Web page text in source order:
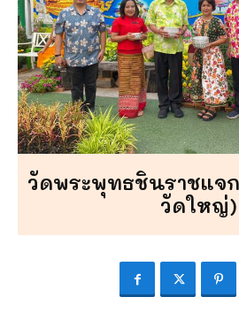
วัดพระพุทธชินราชแจ
วัดใหญ่)